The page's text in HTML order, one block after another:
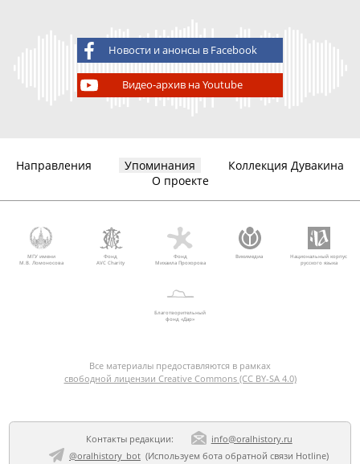
Новости и анонсы в Facebook
Видео-архив на Youtube
Направления Упоминания
Коллекция Дувакина
О проекте
МГУ имени
М.В. Ломоносова
Фонд
AVC Charity
Фонд
Михаила Прохорова
Викимедиа
Национальный корпус
русского языка
Благотворительный
фонд «Дар»
Все материалы предоставляются в рамках
свободной лицензии Creative Commons (CC BY-SA 4.0)
Контакты редакции:
info@oralhistory.ru
@oralhistory_bot(Используем бота обратной связи Hotline)